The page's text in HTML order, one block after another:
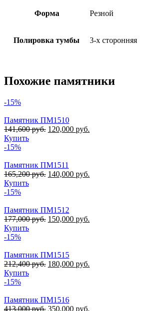
Форма Резной
Полировка тумбы 3-х сторонняя
Похожие памятники
-15%
Памятник ПМ1510
141,600руб. 120,000 руб.
Купить
-15%
Памятник ПМ1511
165,200руб. 140,000 руб.
Купить
-15%
Памятник ПМ1512
177,000руб. 150,000 руб.
Купить
-15%
Памятник ПМ1515
212,400руб. 180,000 руб.
Купить
-15%
Памятник ПМ1516
413,000руб. 350,000 руб.